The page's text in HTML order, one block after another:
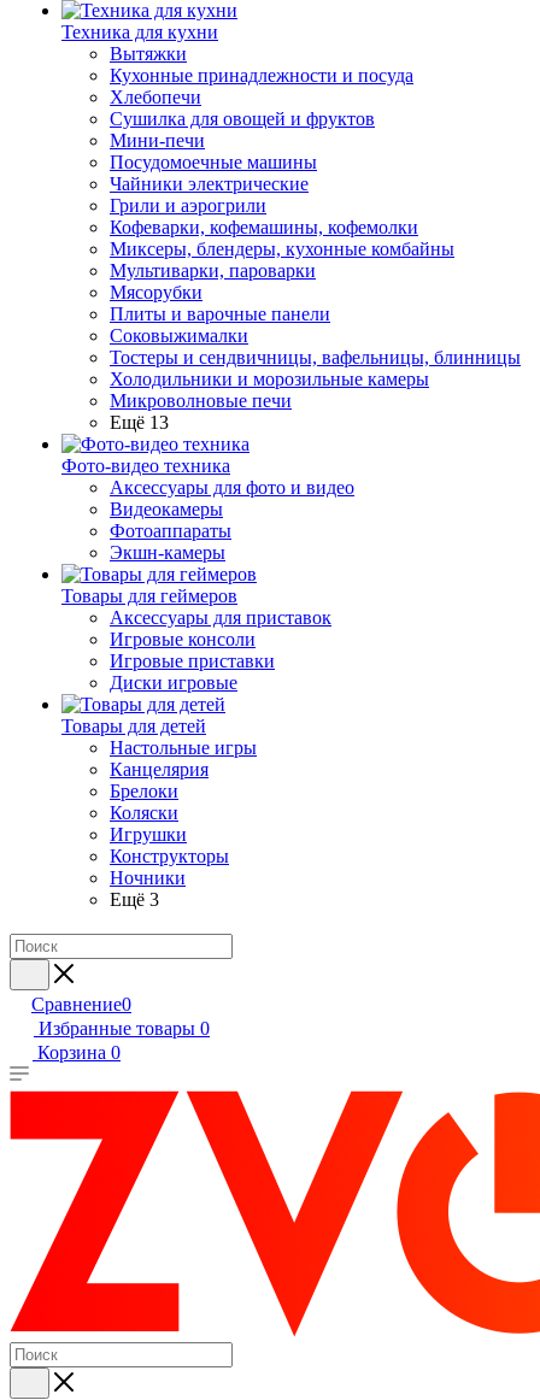
Техника для кухни
Вытяжки
Кухонные принадлежности и посуда
Хлебопечи
Сушилка для овощей и фруктов
Мини-печи
Посудомоечные машины
Чайники электрические
Грили и аэрогрили
Кофеварки, кофемашины, кофемолки
Миксеры, блендеры, кухонные комбайны
Мультиварки, пароварки
Мясорубки
Плиты и варочные панели
Соковыжималки
Тостеры и сендвичницы, вафельницы, блинницы
Холодильники и морозильные камеры
Микроволновые печи
Ещё 13
Фото-видео техника
Аксессуары для фото и видео
Видеокамеры
Фотоаппараты
Экшн-камеры
Товары для геймеров
Аксессуары для приставок
Игровые консоли
Игровые приставки
Диски игровые
Товары для детей
Настольные игры
Канцелярия
Брелоки
Коляски
Игрушки
Конструкторы
Ночники
Ещё 3
Сравнение0
Избранные товары 0
Корзина 0